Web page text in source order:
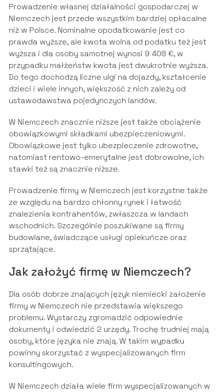
Prowadzenie własnej działalności gospodarczej w
Niemczech jest przede wszystkim bardziej opłacalne
niż w Polsce. Nominalne opodatkowanie jest co
prawda wyższe, ale kwota wolna od podatku też jest
wyższa i dla osoby samotnej wynosi 9 408 €, w
przypadku małżeństw kwota jest dwukrotnie wyższa.
Do tego dochodzą liczne ulgi na dojazdy, kształcenie
dzieci i wiele innych, większość z nich zależy od
ustawodawstwa pojedynczych landów.
W Niemczech znacznie niższe jest także obciążenie
obowiązkowymi składkami ubezpieczeniowymi.
Obowiązkowe jest tylko ubezpieczenie zdrowotne,
natomiast rentowo-emerytalne jest dobrowolne, ich
stawki też są znacznie niższe.
Prowadzenie firmy w Niemczech jest korzystne także
ze względu na bardzo chłonny rynek i łatwość
znalezienia kontrahentów, zwłaszcza w landach
wschodnich. Szczególnie poszukiwane są firmy
budowlane, świadczące usługi opiekuńcze oraz
sprzątające.
Jak założyć firmę w Niemczech?
Dla osób dobrze znających język niemiecki założenie
firmy w Niemczech nie przedstawia większego
problemu. Wystarczy zgromadzić odpowiednie
dokumenty i odwiedzić 2 urzędy. Trochę trudniej mają
osoby, które języka nie znają. W takim wypadku
powinny skorzystać z wyspecjalizowanych firm
konsultingowych.
W Niemczech działa wiele firm wyspecjalizowanych w